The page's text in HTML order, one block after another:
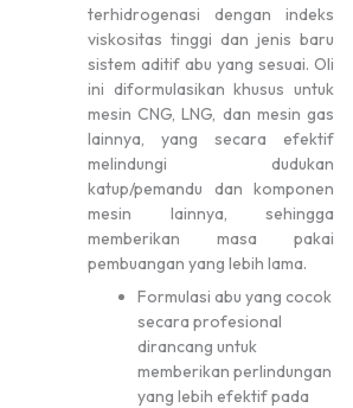
terhidrogenasi dengan indeks
viskositas tinggi dan jenis baru
sistem aditif abu yang sesuai. Oli
ini diformulasikan khusus untuk
mesin CNG, LNG, dan mesin gas
lainnya, yang secara efektif
melindungi dudukan
katup/pemandu dan komponen
mesin lainnya, sehingga
memberikan masa pakai
pembuangan yang lebih lama.
Formulasi abu yang cocok
secara profesional
dirancang untuk
memberikan perlindungan
yang lebih efektif pada